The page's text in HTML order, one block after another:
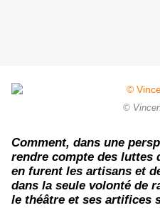
©
Comment, dans une
rendre compte des luttes
en furent les artisans et
dans la seule volonté de
le théâtre et ses artifices